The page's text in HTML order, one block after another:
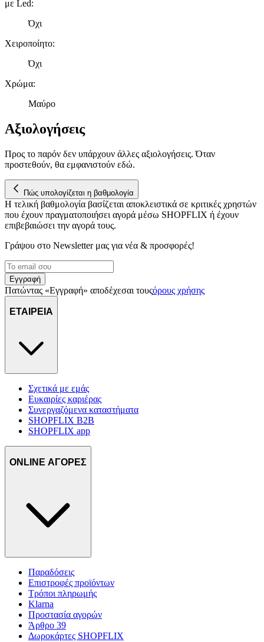
τοποθεσίας μας στους συνεργάτες μέσων κοινωνικής
με Led:
Όχι
Χειροποίητο:
Όχι
Χρώμα:
Μαύρο
Αξιολογήσεις
Προς το παρόν δεν υπάρχουν άλλες αξιολογήσεις. Όταν
προστεθούν, θα εμφανιστούν εδώ.
Πώς υπολογίζεται η βαθμολογία
Η τελική βαθμολογία βασίζεται αποκλειστικά σε κριτικές χρηστών
που έχουν πραγματοποιήσει αγορά μέσω SHOPFLIX ή έχουν
επιβεβαιώσει την αγορά τους.
Γράψου στο Νewsletter μας για νέα & προσφορές!
Εγγραφή
Πατώντας «Εγγραφή» αποδέχεσαι τουςόρους χρήσης
ΕΤΑΙΡΕΙΑ
Σχετικά με εμάς
Ευκαιρίες καριέρας
Συνεργαζόμενα καταστήματα
SHOPFLIX B2B
SHOPFLIX app
ONLINE ΑΓΟΡΕΣ
Παραδόσεις
Επιστροφές προϊόντων
Τρόποι πληρωμής
Klarna
Προστασία αγορών
Άρθρο 39
Δωροκάρτες SHOPFLIX